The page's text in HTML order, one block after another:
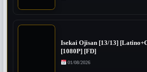
Isekai Ojisan [13/13]
[1080P] [FD]
01/08/2026